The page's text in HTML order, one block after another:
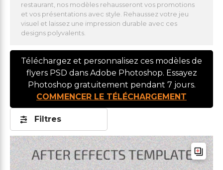
restaurant, nos modèles rehausseront vos promotions
et vos présentations avec style. Rehaussez votre jeu
visuel et laissez une impression durable avec ces
designs polyvalents.
Téléchargez et personnalisez ces modèles de
flyers PSD dans Adobe Photoshop. Essayez
Photoshop gratuitement pendant 7 jours.
COMMENCER LE TÉLÉCHARGEMENT
Filtres